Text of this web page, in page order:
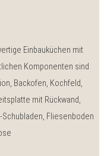
Einbauküchen mit
Komponenten sind
Backofen, Kochfeld,
mit Rückwand,
Fliesenboden